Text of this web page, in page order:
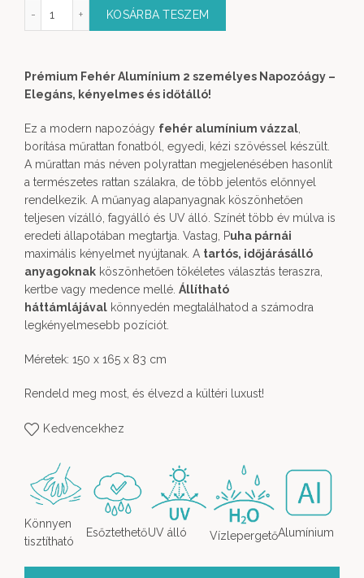
Pihenőágy 2 személyes mennyiség
KOSÁRBA TESZEM
Prémium Fehér Alumínium 2 személyes Napozóágy –
Elegáns, kényelmes és időtálló!
Ez a modern napozóágy fehér alumínium vázzal
borítása műrattan fonatból, egyedi, kézi szövéssel készült.
A műrattan más néven polyrattan megjelenésében hasonlít
a természetes rattan szálakra, de több jelentős előnnyel
rendelkezik. A műanyag alapanyagnak köszönhetően
teljesen vízálló, fagyálló és UV álló. Színét több év múlva is
eredeti állapotában megtartja. Vastag, Puha párnái
maximális kényelmet nyújtanak. A tartós, időjárásálló
anyagoknak köszönhetően tökéletes választás teraszra,
kertbe vagy medence mellé. Állítható
háttámlájával könnyedén megtalálhatod a számodra
legkényelmesebb pozíciót.
Méretek: 150 x 165 x 83 cm
Rendeld meg most, és élvezd a kültéri luxust!
Kedvencekhez
Könnyen
tisztítható
EsőztethetőUV álló VízlepergetőAlumínium